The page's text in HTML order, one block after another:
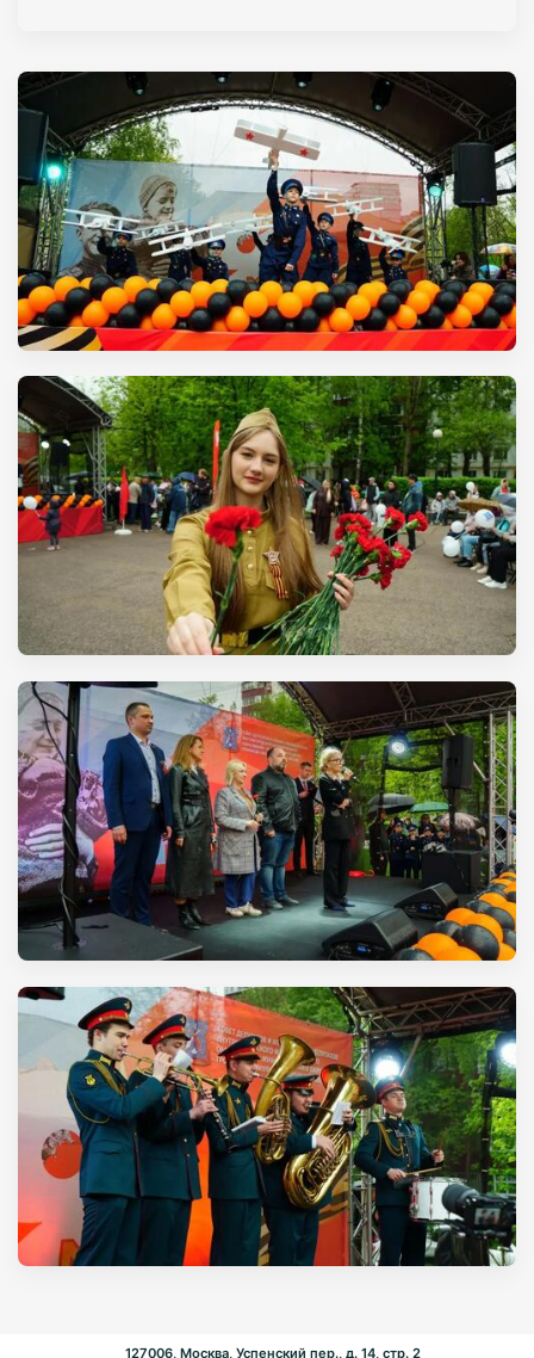
127006, Москва, Успенский пер., д. 14, стр. 2